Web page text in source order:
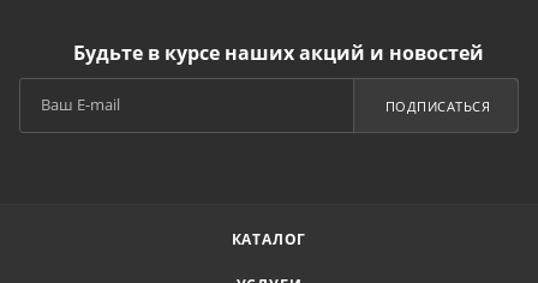
Будьте в курсе наших акций и новостей
ПОДПИСАТЬСЯ
КАТАЛОГ